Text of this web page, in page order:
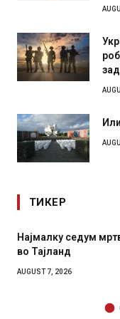
ТИКЕР
Најмалку седум мртви
во Тајланд
AUGUST 7, 2026